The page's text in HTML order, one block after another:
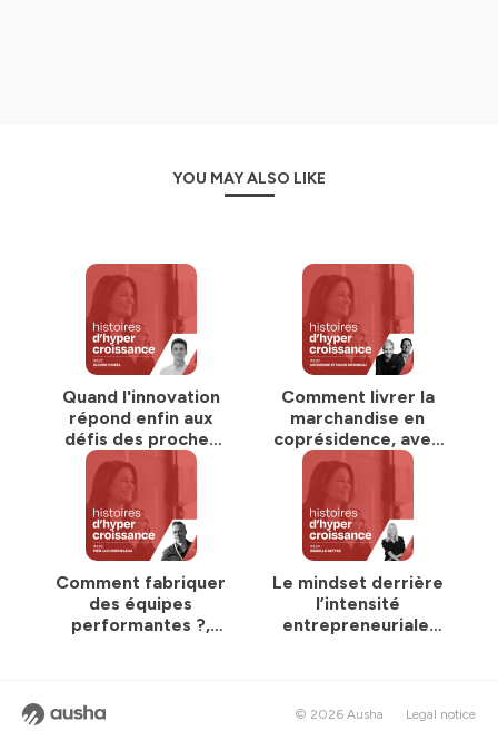
YOU MAY ALSO LIKE
Quand l'innovation
répond enfin aux
défis des proches
aidants, avec
Olivier O'Neel -
#137
Comment livrer la
marchandise en
coprésidence, avec
Catherine et David
Morneau - #136
Comment fabriquer
des équipes
performantes ?,
Le mindset derrière
l’intensité
entrepreneuriale,
© 2026 Ausha Legal notice